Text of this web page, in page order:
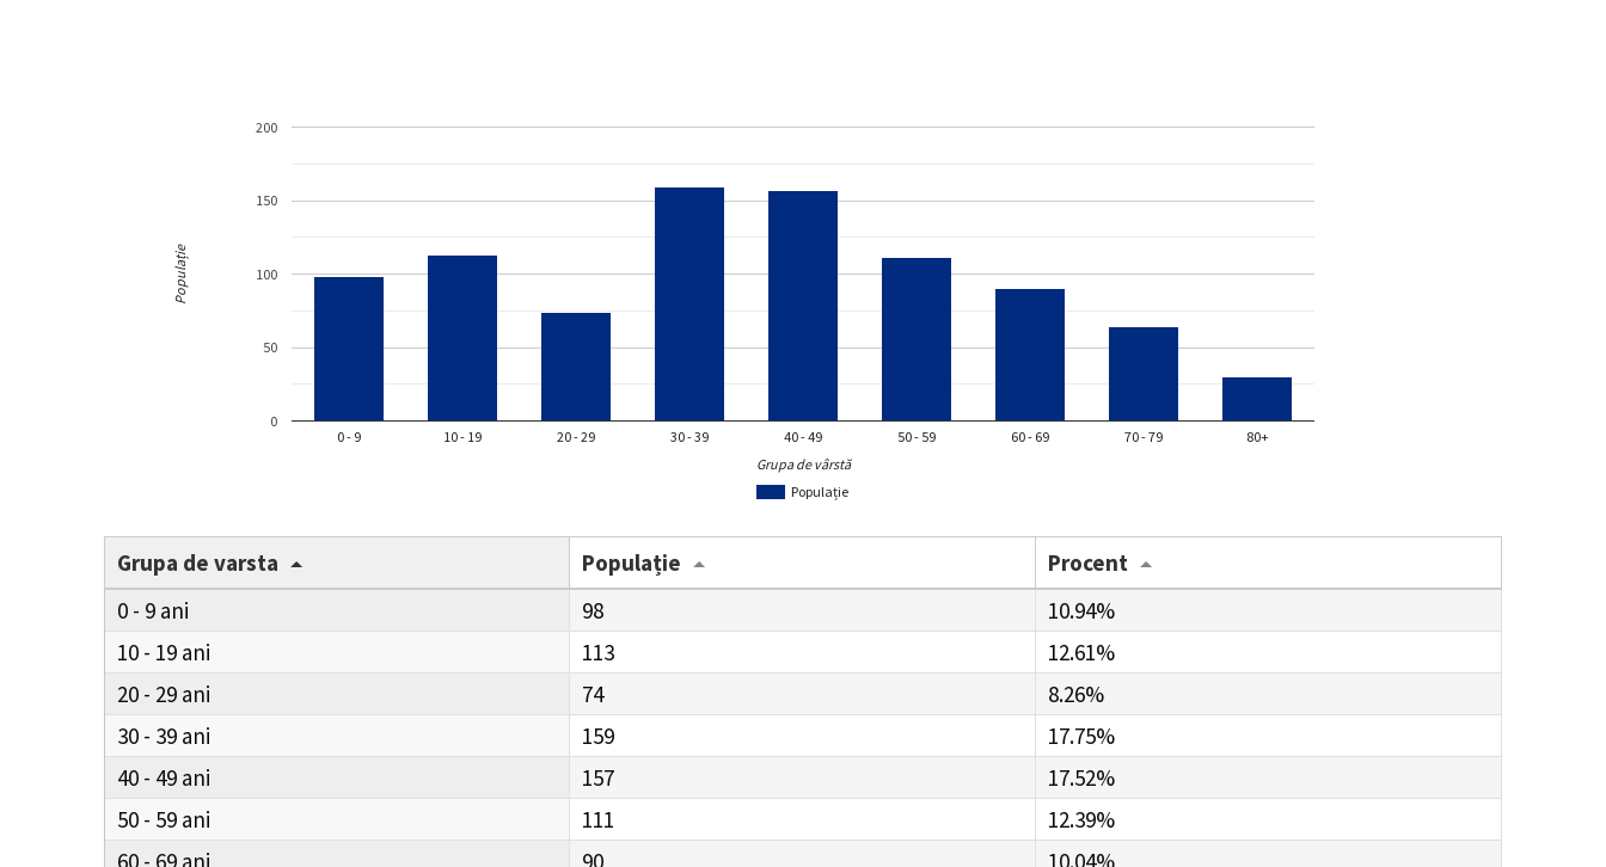
Populație
0 - 9 10 - 19 20 - 29 30 - 39 40 - 49 50 - 59 60 - 69 70 - 79 80+
0
50
100
150
200
Grupa de vârstă
Populație
Grupa de varsta Populație
Procent
0 - 9
98
10.94%
10 - 19
113
12.61%
20 - 29
74
8.26%
30 - 39
159
17.75%
40 - 49
157
17.52%
50 - 59
111
12.39%